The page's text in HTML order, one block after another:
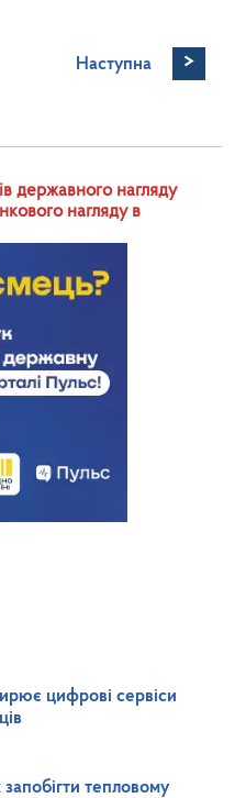
Наступна >
державного нагляду
нагляду в
цифрові сервіси
тепловому